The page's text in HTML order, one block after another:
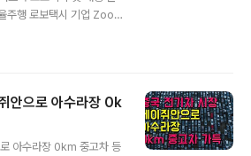
주행 로보택시 기업 Zoox
니다. 운전대와 페달이 없
수요일(현지시간)부터 라
에서 무료 승차 서비스를
서비스 범위를 더욱 확대
안으로 아수라장 0k
아수라장 0km 중고차 등